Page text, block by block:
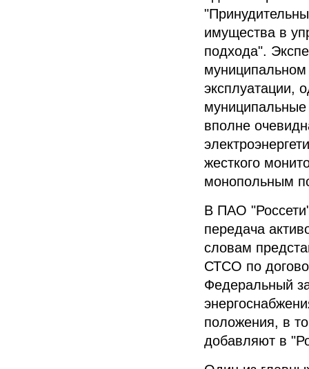
имущества в
подхода".
муниципальном
эксплуатации,
вполне
жесткого
монопольным
В ПАО
передача
словам
СТСО по
Федеральный
положения, в
добавляют в